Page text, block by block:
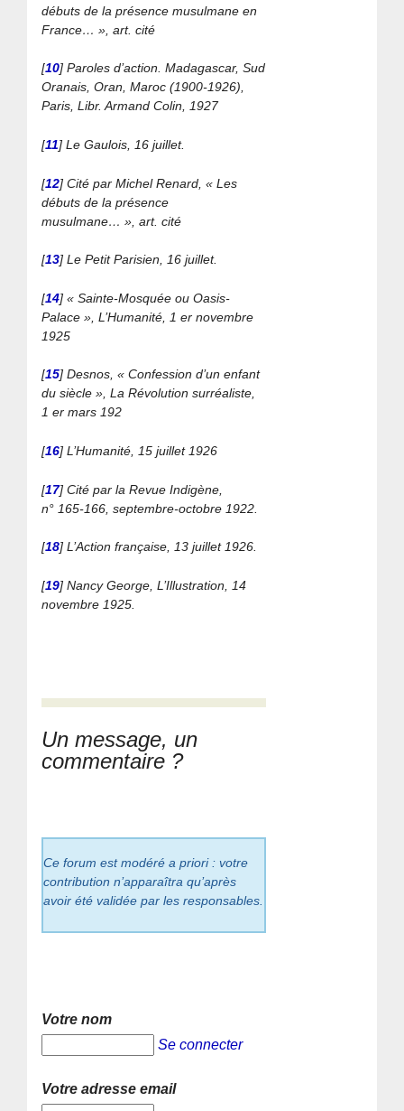
débuts de la présence musulmane en
France… », art. cité
[10]Paroles d’action. Madagascar, Sud
Oranais, Oran, Maroc (1900-1926),
Paris, Libr. Armand Colin, 1927
[11]Le Gaulois, 16 juillet.
[12]Cité par Michel Renard, « Les
débuts de la présence
musulmane… », art. cité
[13]Le Petit Parisien, 16 juillet.
[14]« Sainte-Mosquée ou Oasis-
Palace », L’Humanité, 1 er novembre
1925
[15]Desnos, « Confession d’un enfant
du siècle », La Révolution surréaliste,
1 er mars 192
[16]L’Humanité, 15 juillet 1926
[17]Cité par la Revue Indigène,
n° 165-166, septembre-octobre 1922.
[18]L’Action française, 13 juillet 1926.
[19]Nancy George, L’Illustration, 14
novembre 1925.
Un message, un
commentaire ?
Ce forum est modéré a priori : votre
contribution n’apparaîtra qu’après
avoir été validée par les responsables.
Votre nom
Se connecter
Votre adresse email